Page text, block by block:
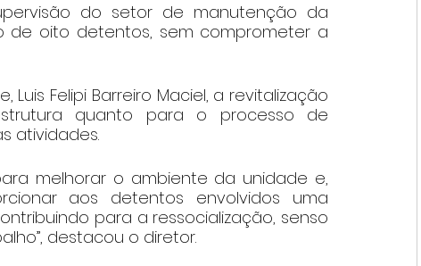
do setor de manutenção da
oito detentos, sem comprometer a
Felipi Barreiro Maciel, a revitalização
quanto para o processo de
atividades.
melhorar o ambiente da unidade e,
aos detentos envolvidos uma
para a ressocialização, senso
destacou o diretor.